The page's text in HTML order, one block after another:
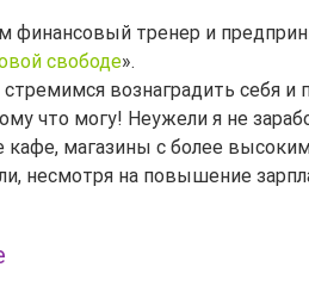
финансовый тренер и
свободе».
вознаградить себя
что могу! Неужели я не
кафе, магазины с более
несмотря на повышение